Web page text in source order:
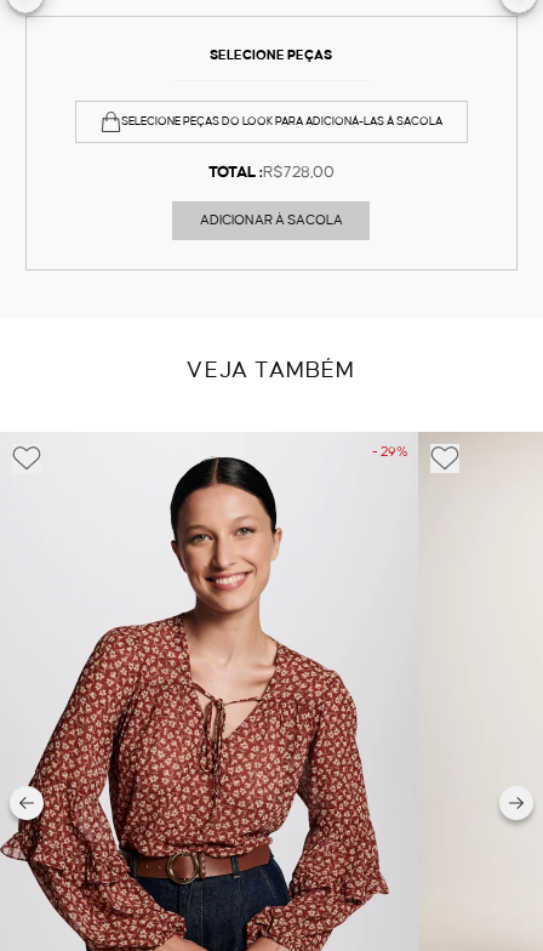
SELECIONE PEÇAS
SELECIONE PEÇAS DO LOOK PARA ADICIONÁ-LAS À SACOLA
TOTAL :R$728,00
ADICIONAR À SACOLA
VEJA TAMBÉM
- 29%